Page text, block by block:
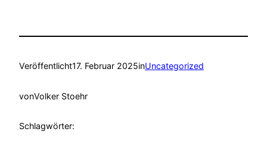
Veröffentlicht17. Februar 2025inUncategorized
vonVolker Stoehr
Schlagwörter: